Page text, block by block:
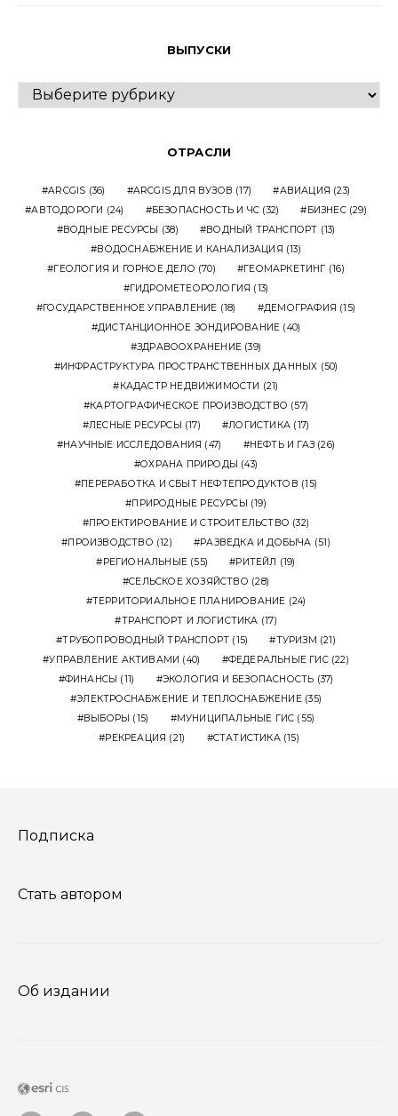
ВЫПУСКИ
ВЫПУСКИ
ОТРАСЛИ
ARCGIS (36) ARCGIS ДЛЯ ВУЗОВ (17) АВИАЦИЯ (23)
АВТОДОРОГИ (24) БЕЗОПАСНОСТЬ И ЧС (32) БИЗНЕС(29)
ВОДНЫЕ РЕСУРСЫ (38) ВОДНЫЙ ТРАНСПОРТ (13)
ВОДОСНАБЖЕНИЕ И КАНАЛИЗАЦИЯ (13)
ГЕОЛОГИЯ И ГОРНОЕ ДЕЛО (70) ГЕОМАРКЕТИНГ (16)
ГИДРОМЕТЕОРОЛОГИЯ (13)
ГОСУДАРСТВЕННОЕ УПРАВЛЕНИЕ (18) ДЕМОГРАФИЯ (15)
ДИСТАНЦИОННОЕ ЗОНДИРОВАНИЕ (40)
ЗДРАВООХРАНЕНИЕ (39)
ИНФРАСТРУКТУРА ПРОСТРАНСТВЕННЫХ ДАННЫХ (50)
КАДАСТР НЕДВИЖИМОСТИ (21)
КАРТОГРАФИЧЕСКОЕ ПРОИЗВОДСТВО (57)
ЛЕСНЫЕ РЕСУРСЫ (17) ЛОГИСТИКА (17)
НАУЧНЫЕ ИССЛЕДОВАНИЯ (47) НЕФТЬ И ГАЗ(26)
ОХРАНА ПРИРОДЫ (43)
ПЕРЕРАБОТКА И СБЫТ НЕФТЕПРОДУКТОВ (15)
ПРИРОДНЫЕ РЕСУРСЫ (19)
ПРОЕКТИРОВАНИЕ И СТРОИТЕЛЬСТВО (32)
ПРОИЗВОДСТВО (12) РАЗВЕДКА И ДОБЫЧА (51)
РЕГИОНАЛЬНЫЕ (55) РИТЕЙЛ (19)
СЕЛЬСКОЕ ХОЗЯЙСТВО (28)
ТЕРРИТОРИАЛЬНОЕ ПЛАНИРОВАНИЕ (24)
ТРАНСПОРТ И ЛОГИСТИКА (17)
ТРУБОПРОВОДНЫЙ ТРАНСПОРТ (15) ТУРИЗМ (21)
УПРАВЛЕНИЕ АКТИВАМИ (40) ФЕДЕРАЛЬНЫЕ ГИС(22)
ФИНАНСЫ (11) ЭКОЛОГИЯ И БЕЗОПАСНОСТЬ (37)
ЭЛЕКТРОСНАБЖЕНИЕ И ТЕПЛОСНАБЖЕНИЕ(35)
ВЫБОРЫ (15) МУНИЦИПАЛЬНЫЕ ГИС (55)
РЕКРЕАЦИЯ (21) СТАТИСТИКА (15)
Подписка
Стать автором
Об издании